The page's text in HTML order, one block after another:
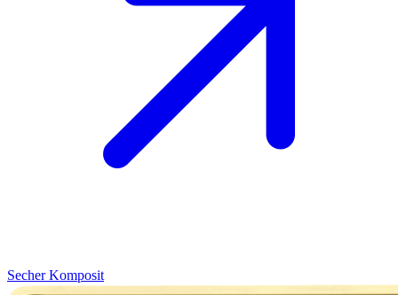
SecherKomposit